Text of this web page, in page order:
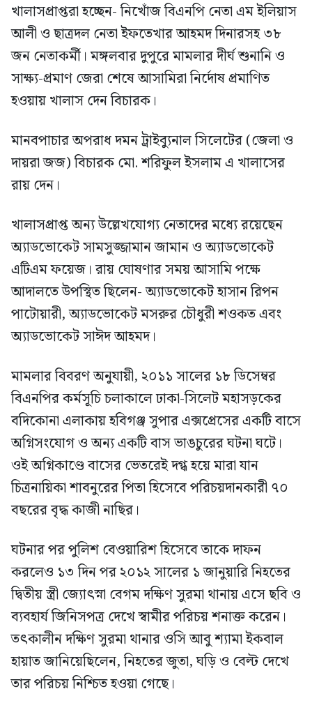
খালাসপ্রাপ্তরা হচ্ছেন- নিখোঁজ বিএনপি নেতা এম ইলিয়াস
আলী ও ছাত্রদল নেতা ইফতেখার আহমদ দিনারসহ ৩৮
জন নেতাকর্মী। মঙ্গলবার দুপুরে মামলার দীর্ঘ শুনানি ও
সাক্ষ্য-প্রমাণ জেরা শেষে আসামিরা নির্দোষ প্রমাণিত
হওয়ায় খালাস দেন বিচারক।
মানবপাচার অপরাধ দমন ট্রাইব্যুনাল সিলেটের (জেলা ও
দায়রা জজ) বিচারক মো. শরিফুল ইসলাম এ খালাসের
রায় দেন।
খালাসপ্রাপ্ত অন্য উল্লেখযোগ্য নেতাদের মধ্যে রয়েছেন
অ্যাডভোকেট সামসুজ্জামান জামান ও অ্যাডভোকেট
এটিএম ফয়েজ। রায় ঘোষণার সময় আসামি পক্ষে
আদালতে উপস্থিত ছিলেন- অ্যাডভোকেট হাসান রিপন
পাটোয়ারী, অ্যাডভোকেট মসরুর চৌধুরী শওকত এবং
অ্যাডভোকেট সাঈদ আহমদ।
মামলার বিবরণ অনুযায়ী, ২০১১ সালের ১৮ ডিসেম্বর
বিএনপির কর্মসূচি চলাকালে ঢাকা-সিলেট মহাসড়কের
বদিকোনা এলাকায় হবিগঞ্জ সুপার এক্সপ্রেসের একটি বাসে
অগ্নিসংযোগ ও অন্য একটি বাস ভাঙচুরের ঘটনা ঘটে।
ওই অগ্নিকাণ্ডে বাসের ভেতরেই দগ্ধ হয়ে মারা যান
চিত্রনায়িকা শাবনুরের পিতা হিসেবে পরিচয়দানকারী ৭০
বছরের বৃদ্ধ কাজী নাছির।
ঘটনার পর পুলিশ বেওয়ারিশ হিসেবে তাকে দাফন
করলেও ১৩ দিন পর ২০১২ সালের ১ জানুয়ারি নিহতের
দ্বিতীয় স্ত্রী জ্যোৎস্না বেগম দক্ষিণ সুরমা থানায় এসে ছবি ও
ব্যবহার্য জিনিসপত্র দেখে স্বামীর পরিচয় শনাক্ত করেন।
তৎকালীন দক্ষিণ সুরমা থানার ওসি আবু শ্যামা ইকবাল
হায়াত জানিয়েছিলেন, নিহতের জুতা, ঘড়ি ও বেল্ট দেখে
তার পরিচয় নিশ্চিত হওয়া গেছে।